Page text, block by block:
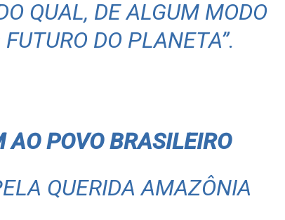
QUAL, DE ALGUM MODO
DO PLANETA”.
AO POVO BRASILEIRO
QUERIDA AMAZÔNIA